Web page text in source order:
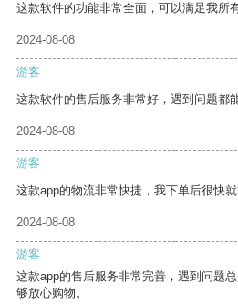
这款软件的功能非常全面，可以满足我所
2024-08-08
游客
这款软件的售后服务非常好，遇到问题都
2024-08-08
游客
这款app的物流非常快捷，我下单后很快就
2024-08-08
游客
这款app的售后服务非常完善，遇到问题
够放心购物。